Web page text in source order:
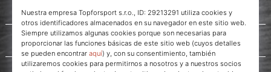
Acerca de nosotros
Servicio al cliente